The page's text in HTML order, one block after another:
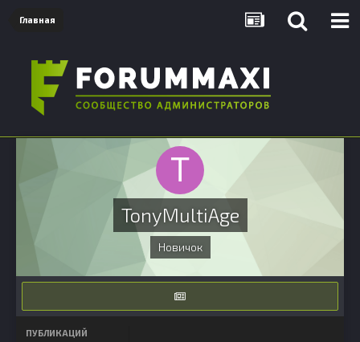
Главная
TonyMultiAge
Новичок
ПУБЛИКАЦИЙ